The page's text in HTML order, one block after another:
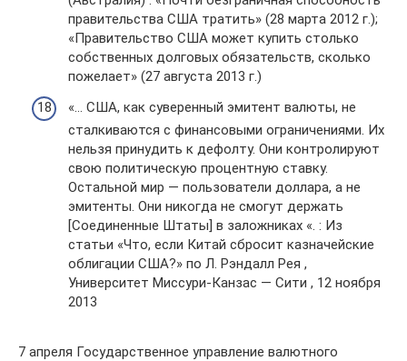
правительства США тратить» (28 марта 2012 г.);
«Правительство США может купить столько
собственных долговых обязательств, сколько
пожелает» (27 августа 2013 г.)
«… США, как суверенный эмитент валюты, не
сталкиваются с финансовыми ограничениями. Их
нельзя принудить к дефолту. Они контролируют
свою политическую процентную ставку.
Остальной мир — пользователи доллара, а не
эмитенты. Они никогда не смогут держать
[Соединенные Штаты] в заложниках «. : Из
статьи «Что, если Китай сбросит казначейские
облигации США?» по Л. Рэндалл Рея ,
Университет Миссури-Канзас — Сити , 12 ноября
2013
7 апреля Государственное управление валютного